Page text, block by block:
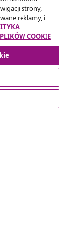
strony,
reklamy, i
COOKIE